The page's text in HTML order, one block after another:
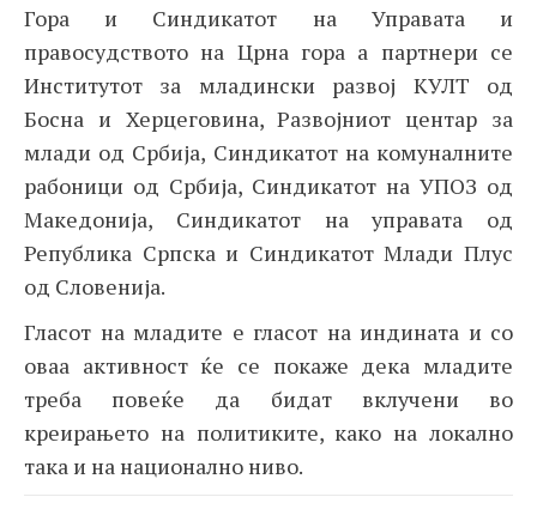
Гора и Синдикатот на Управата и
правосудството на Црна гора а партнери се
Институтот за младински развој КУЛТ од
Босна и Херцеговина, Развојниот центар за
млади од Србија, Синдикатот на комуналните
рабоници од Србија, Синдикатот на УПОЗ од
Македонија, Синдикатот на управата од
Република Српска и Синдикатот Млади Плус
од Словенија.
Гласот на младите е гласот на индината и со
оваа активност ќе се покаже дека младите
треба повеќе да бидат вклучени во
креирањето на политиките, како на локално
така и на национално ниво.